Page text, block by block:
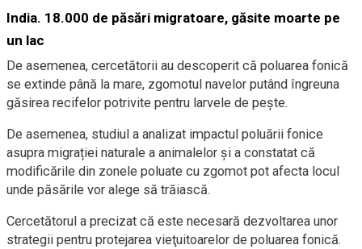
India. 18.000 de păsări migratoare, găsite moarte pe
un lac
De asemenea, cercetătorii au descoperit că poluarea fonică
se extinde până la mare, zgomotul navelor putând îngreuna
găsirea recifelor potrivite pentru larvele de pește.
De asemenea, studiul a analizat impactul poluării fonice
asupra migrației naturale a animalelor și a constatat că
modificările din zonele poluate cu zgomot pot afecta locul
unde păsările vor alege să trăiască.
Cercetătorul a precizat că este necesară dezvoltarea unor
strategii pentru protejarea vieţuitoarelor de poluarea fonică.